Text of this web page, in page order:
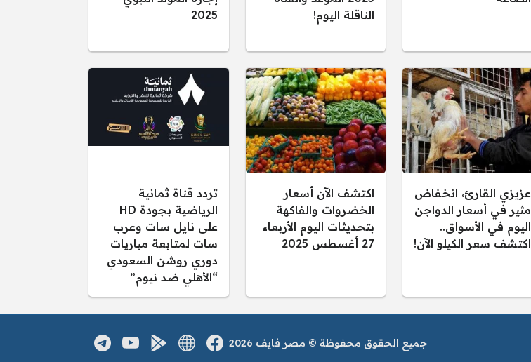
الناقلة اليوم!
2025
عزيزي القارئ، انخفاض
مثير في أسعار الدواجن
اليوم في الأسواق..
اكتشف سعر الكيلو الآن!
اكتشف الآن أسعار
الخضروات والفاكهة
بتحديثات اليوم الأربعاء
27 أغسطس 2025
تردد قناة ثمانية
الرياضية بجودة HD
على نايل سات وعرب
سات لمتابعة مباريات
دوري روشن السعودي
“الأهلي ضد نيوم”
جميع الحقوق محفوظة © مصر فايف 2026
مواقع التواصل فيسبوكالموقع الالكتروني
تطبيق اندرويد
يوتيوبتلغرام